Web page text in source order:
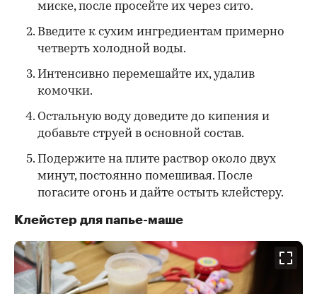
миске, после просейте их через сито.
Введите к сухим ингредиентам примерно
четверть холодной воды.
Интенсивно перемешайте их, удалив
комочки.
Остальную воду доведите до кипения и
добавьте струей в основной состав.
Подержите на плите раствор около двух
минут, постоянно помешивая. После
погасите огонь и дайте остыть клейстеру.
Клейстер для папье-маше